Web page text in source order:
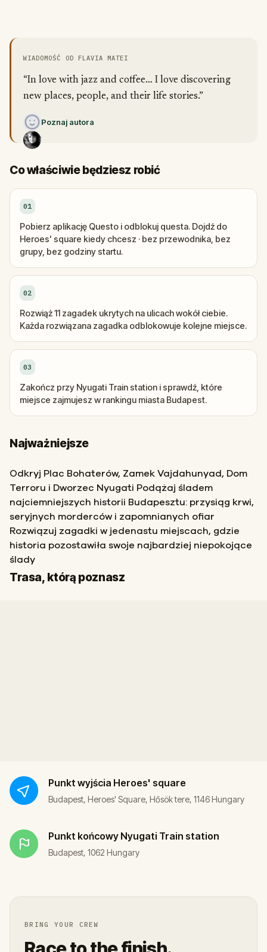
WIADOMOŚĆ OD FLAVIA MATEI
“In love with jazz and coffee… I love discovering
new places, people, and their life stories.”
Poznaj autora
Co właściwie będziesz robić
01
Pobierz aplikację Questo i odblokuj questa. Dojdź do
Heroes' square kiedy chcesz · bez przewodnika, bez
grupy, bez godziny startu.
02
Rozwiąż 11 zagadek ukrytych na ulicach wokół ciebie.
Każda rozwiązana zagadka odblokowuje kolejne miejsce.
03
Zakończ przy Nyugati Train station i sprawdź, które
miejsce zajmujesz w rankingu miasta Budapest.
Najważniejsze
Odkryj Plac Bohaterów, Zamek Vajdahunyad, Dom
Terroru i Dworzec Nyugati Podążaj śladem
najciemniejszych historii Budapesztu: przysiąg krwi,
seryjnych morderców i zapomnianych ofiar
Rozwiązuj zagadki w jedenastu miejscach, gdzie
historia pozostawiła swoje najbardziej niepokojące
ślady
Trasa, którą poznasz
Start
Meta
Punkt wyjścia Heroes' square
Budapest, Heroes' Square, Hősök tere, 1146 Hungary
Punkt końcowy Nyugati Train station
Budapest, 1062 Hungary
BRING YOUR CREW